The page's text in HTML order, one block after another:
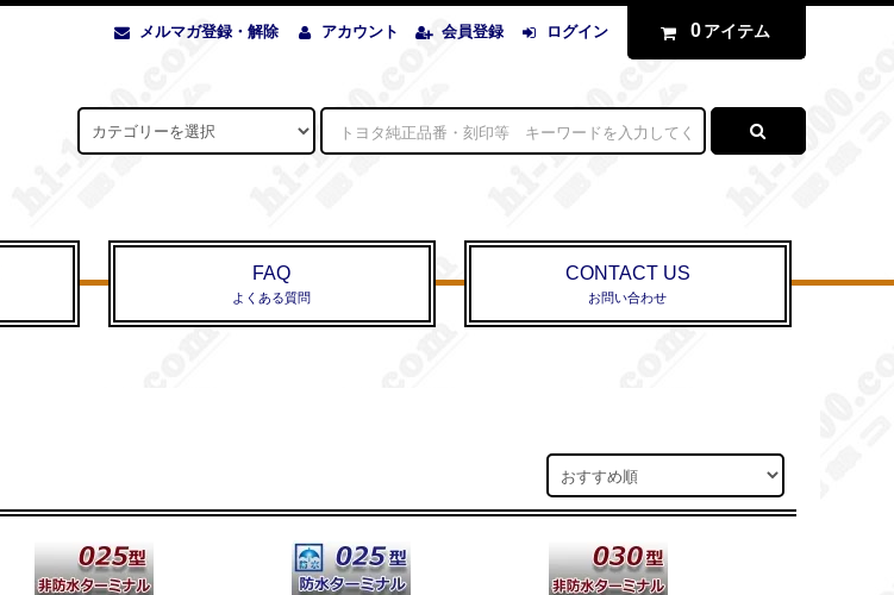
メルマガ登録・解除 アカウント 会員登録 ログイン 0 アイテム
FAQ
よくある質問
CONTACT US
お問い合わせ